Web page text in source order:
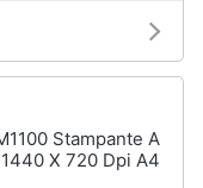
Stampante A
X 720 Dpi A4